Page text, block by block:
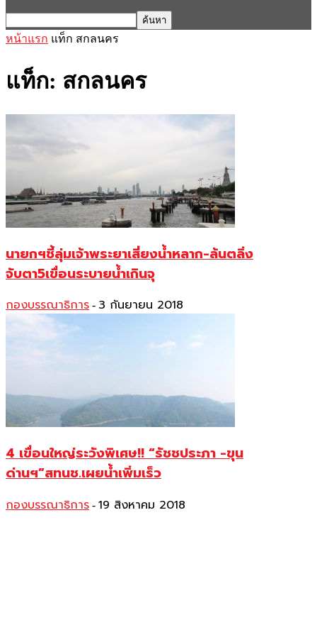
หน้าแรก แท็ก สกลนคร
แท็ก: สกลนคร
นายกฯชี้ลุ่มเจ้าพระยาเสี่ยงน้ำหลาก-ล้นตลิ่ง
จับตา5เขื่อนระบายน้ำเกินจุ
กองบรรณาธิการ - 3 กันยายน 2018
4 เขื่อนใหญ่ระวังพิเศษ!! “รัชชประภา -ขุน
ด่านฯ”สทนช.เผยน้ำเพิ่มเร็ว
กองบรรณาธิการ - 19 สิงหาคม 2018